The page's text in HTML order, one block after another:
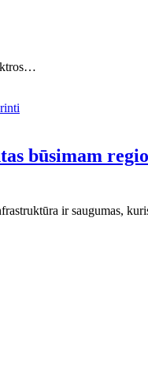
būsimam
ir saugumas,